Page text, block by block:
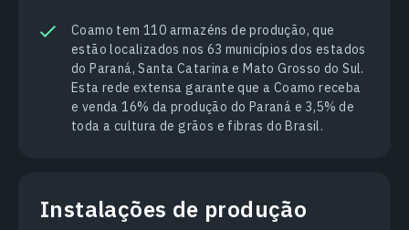
Coamo tem 110 armazéns de produção, que
estão localizados nos 63 municípios dos estados
do Paraná, Santa Catarina e Mato Grosso do Sul.
Esta rede extensa garante que a Coamo receba
e venda 16% da produção do Paraná e 3,5% de
toda a cultura de grãos e fibras do Brasil.
Instalações de produção